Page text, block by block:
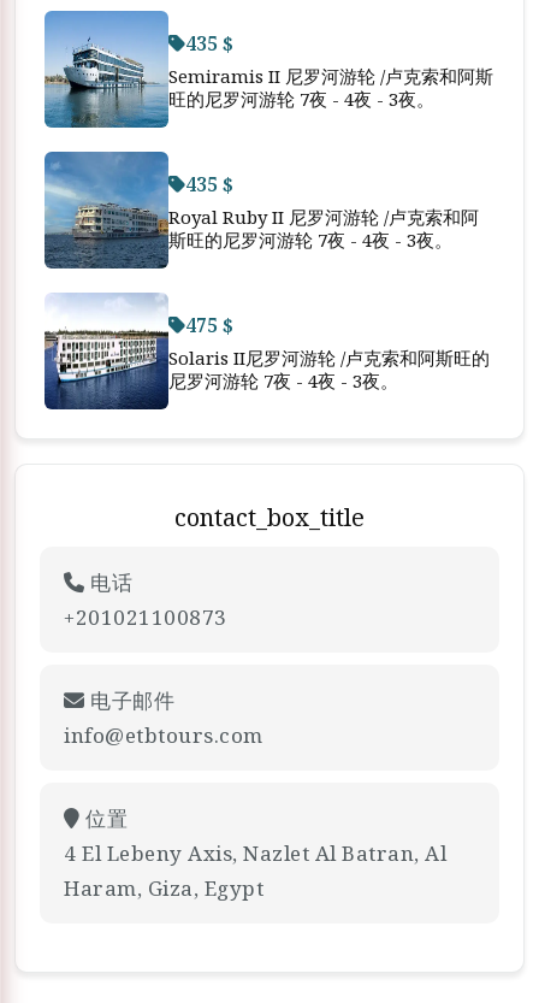
435 $
Semiramis II 尼罗河游轮 /卢克索和阿斯
旺的尼罗河游轮 7夜 - 4夜 - 3夜。
435 $
Royal Ruby II 尼罗河游轮 /卢克索和阿
斯旺的尼罗河游轮 7夜 - 4夜 - 3夜。
475 $
Solaris II尼罗河游轮 /卢克索和阿斯旺的
尼罗河游轮 7夜 - 4夜 - 3夜。
contact_box_title
电话
+201021100873
电子邮件
info@etbtours.com
位置
4 El Lebeny Axis, Nazlet Al Batran, Al
Haram, Giza, Egypt